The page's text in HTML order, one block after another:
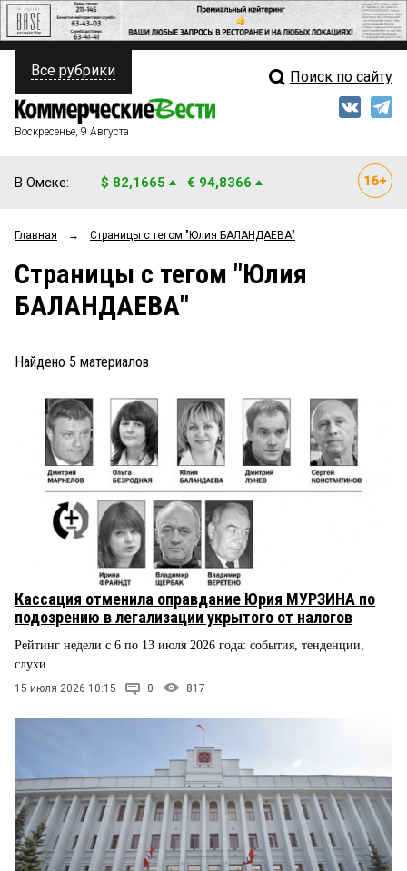
ПОЛИТИКА
ФИНАНСЫ
ОБЩЕСТВО
ЗАКОН
НОВОСТИ КОМПАНИЙ
ПРОИСШЕСТВИЯ
СТИЛЬ ЖИЗНИ
Свежий выпуск
Мнения
Рейтинги
Все рубрики Поиск по сайту
Воскресенье, 9 Августа
В Омске: $ 82,1665 € 94,8366
Главная → Страницы c тегом "Юлия БАЛАНДАЕВА"
Страницы c тегом "Юлия
БАЛАНДАЕВА"
Найдено 5 материалов
Кассация отменила оправдание Юрия МУРЗИНА по
подозрению в легализации укрытого от налогов
Рейтинг недели с 6 по 13 июля 2026 года: события, тенденции,
слухи
15 июля 2026 10:15 0 817